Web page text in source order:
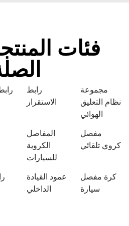
فئات
مجموعة
نظام التعليق
الهوائي
رابط
الاستقرار
مفصل
كروي تلقائي
المفاصل
الكروية
للسيارات
كرة مفصل
سيارة
عمود القيادة
الداخلي